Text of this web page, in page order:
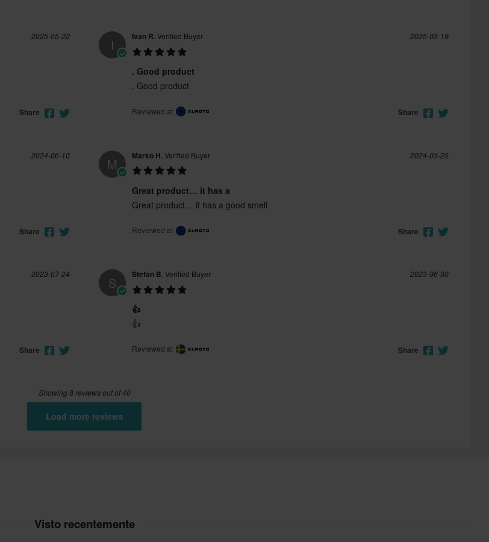
2025-05-22
Share
I Ivan R.Verified Buyer 2025-03-19
. Good product
. Good product
Reviewed at Share
2024-06-10
Share
M Marko H.Verified Buyer 2024-03-25
Great product… it has a
Great product… it has a good smell
Reviewed at Share
2023-07-24
Share
S Stefan B.Verified Buyer 2023-06-30
👍
👍
Reviewed at Share
Showing 8 reviews out of 40
Load more reviews
Visto recentemente